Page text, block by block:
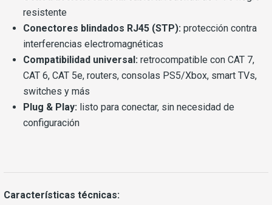
resistente
Conectores blindados RJ45 (STP): protección contra
interferencias electromagnéticas
Compatibilidad universal: retrocompatible con CAT 7,
CAT 6, CAT 5e, routers, consolas PS5/Xbox, smart TVs,
switches y más
Plug & Play: listo para conectar, sin necesidad de
configuración
Características técnicas: